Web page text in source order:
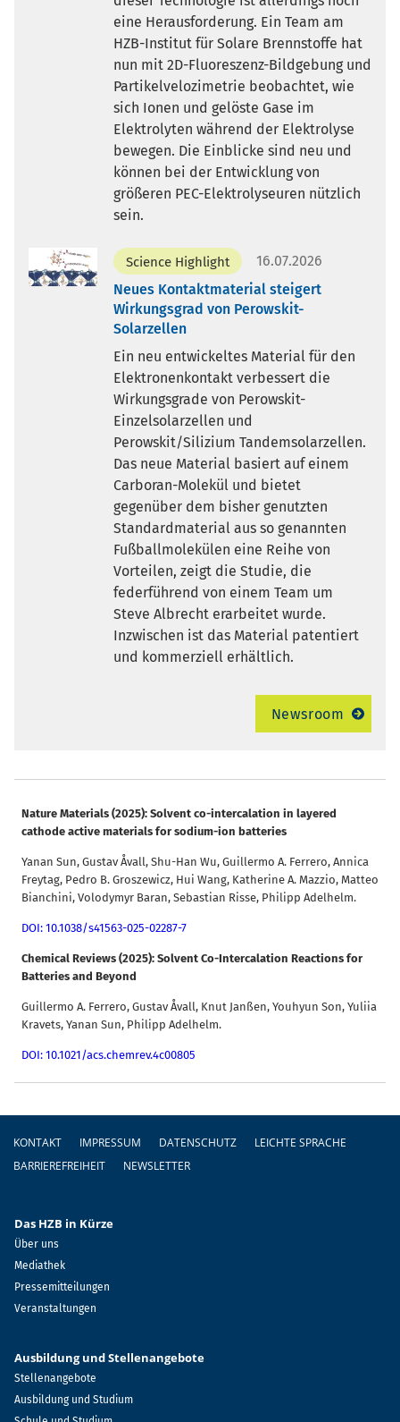
eine Herausforderung. Ein Team am
HZB-Institut für Solare Brennstoffe hat
nun mit 2D-Fluoreszenz-Bildgebung und
Partikelvelozimetrie beobachtet, wie
sich Ionen und gelöste Gase im
Elektrolyten während der Elektrolyse
bewegen. Die Einblicke sind neu und
können bei der Entwicklung von
größeren PEC-Elektrolyseuren nützlich
sein.
Science Highlight
16.07.2026
Neues Kontaktmaterial steigert
Wirkungsgrad von Perowskit-
Solarzellen
Ein neu entwickeltes Material für den
Elektronenkontakt verbessert die
Wirkungsgrade von Perowskit-
Einzelsolarzellen und
Perowskit/Silizium Tandemsolarzellen.
Das neue Material basiert auf einem
Carboran-Molekül und bietet
gegenüber dem bisher genutzten
Standardmaterial aus so genannten
Fußballmolekülen eine Reihe von
Vorteilen, zeigt die Studie, die
federführend von einem Team um
Steve Albrecht erarbeitet wurde.
Inzwischen ist das Material patentiert
und kommerziell erhältlich.
Newsroom
Nature Materials (2025): Solvent co-intercalation in layered
cathode active materials for sodium-ion batteries
Yanan Sun, Gustav Åvall, Shu-Han Wu, Guillermo A. Ferrero, Annica
Freytag, Pedro B. Groszewicz, Hui Wang, Katherine A. Mazzio, Matteo
Bianchini, Volodymyr Baran, Sebastian Risse, Philipp Adelhelm.
DOI: 10.1038/s41563-025-02287-7
Chemical Reviews (2025): Solvent Co-Intercalation Reactions for
Batteries and Beyond
Guillermo A. Ferrero, Gustav Åvall, Knut Janßen, Youhyun Son, Yuliia
Kravets, Yanan Sun, Philipp Adelhelm.
DOI: 10.1021/acs.chemrev.4c00805
Fußzeile
KONTAKT IMPRESSUM DATENSCHUTZ
LEICHTE SPRACHE
BARRIEREFREIHEIT
NEWSLETTER
Das HZB in Kürze
Über uns
Mediathek
Pressemitteilungen
Veranstaltungen
Ausbildung und Stellenangebote
Stellenangebote
Ausbildung und Studium